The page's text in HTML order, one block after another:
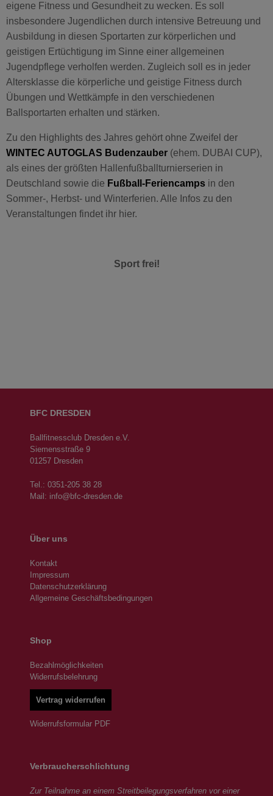
eigene Fitness und Gesundheit zu wecken. Es soll
insbesondere Jugendlichen durch intensive Betreuung und
Ausbildung in diesen Sportarten zur körperlichen und
geistigen Ertüchtigung im Sinne einer allgemeinen
Jugendpflege verholfen werden. Zugleich soll es in jeder
Altersklasse die körperliche und geistige Fitness durch
Übungen und Wettkämpfe in den verschiedenen
Ballsportarten erhalten und stärken.
Zu den Highlights des Jahres gehört ohne Zweifel der
WINTEC AUTOGLAS Budenzauber (ehem. DUBAI CUP),
als eines der größten Hallenfußballturnierserien in
Deutschland sowie die Fußball-Feriencamps in den
Sommer-, Herbst- und Winterferien. Alle Infos zu den
Veranstaltungen findet ihr hier.
Sport frei!
BFC DRESDEN
Ballfitnessclub Dresden e.V.
Siemensstraße 9
01257 Dresden
Tel.: 0351-205 38 28
Mail: info@bfc-dresden.de
Über uns
Kontakt
Impressum
Datenschutzerklärung
Allgemeine Geschäftsbedingungen
Shop
Bezahlmöglichkeiten
Widerrufsbelehrung
Vertrag widerrufen
Widerrufsformular PDF
Verbraucherschlichtung
Zur Teilnahme an einem Streitbeilegungsverfahren vor einer